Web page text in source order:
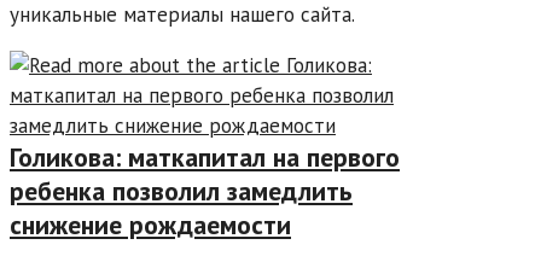
уникальные материалы нашего сайта.
Голикова: маткапитал на первого
ребенка позволил замедлить
снижение рождаемости